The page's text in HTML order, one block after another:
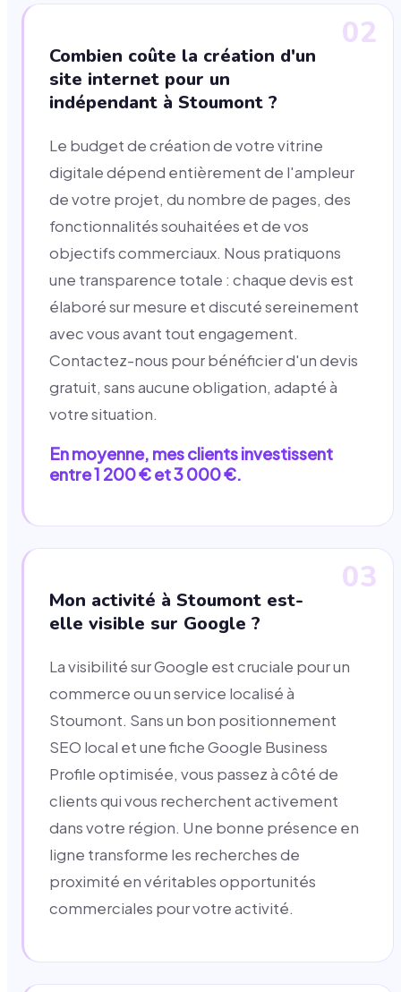
02
Combien coûte la création d'un
site internet pour un
indépendant à Stoumont ?
Le budget de création de votre vitrine
digitale dépend entièrement de l'ampleur
de votre projet, du nombre de pages, des
fonctionnalités souhaitées et de vos
objectifs commerciaux. Nous pratiquons
une transparence totale : chaque devis est
élaboré sur mesure et discuté sereinement
avec vous avant tout engagement.
Contactez-nous pour bénéficier d'un devis
gratuit, sans aucune obligation, adapté à
votre situation.
En moyenne, mes clients investissent
entre 1 200 € et 3 000 €.
03
Mon activité à Stoumont est-
elle visible sur Google ?
La visibilité sur Google est cruciale pour un
commerce ou un service localisé à
Stoumont. Sans un bon positionnement
SEO local et une fiche Google Business
Profile optimisée, vous passez à côté de
clients qui vous recherchent activement
dans votre région. Une bonne présence en
ligne transforme les recherches de
proximité en véritables opportunités
commerciales pour votre activité.